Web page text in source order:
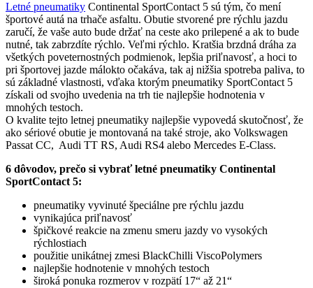
Letné pneumatiky Continental SportContact 5 sú tým, čo mení
športové autá na trhače asfaltu. Obutie stvorené pre rýchlu jazdu
zaručí, že vaše auto bude držať na ceste ako prilepené a ak to bude
nutné, tak zabrzdíte rýchlo. Veľmi rýchlo. Kratšia brzdná dráha za
všetkých poveternostných podmienok, lepšia priľnavosť, a hoci to
pri športovej jazde málokto očakáva, tak aj nižšia spotreba paliva, to
sú základné vlastnosti, vďaka ktorým pneumatiky SportContact 5
získali od svojho uvedenia na trh tie najlepšie hodnotenia v
mnohých testoch.
O kvalite tejto letnej pneumatiky najlepšie vypovedá skutočnosť, že
ako sériové obutie je montovaná na také stroje, ako Volkswagen
Passat CC, Audi TT RS, Audi RS4 alebo Mercedes E-Class.
6 dôvodov, prečo si vybrať letné pneumatiky Continental
SportContact 5:
pneumatiky vyvinuté špeciálne pre rýchlu jazdu
vynikajúca priľnavosť
špičkové reakcie na zmenu smeru jazdy vo vysokých
rýchlostiach
použitie unikátnej zmesi BlackChilli ViscoPolymers
najlepšie hodnotenie v mnohých testoch
široká ponuka rozmerov v rozpätí 17“ až 21“